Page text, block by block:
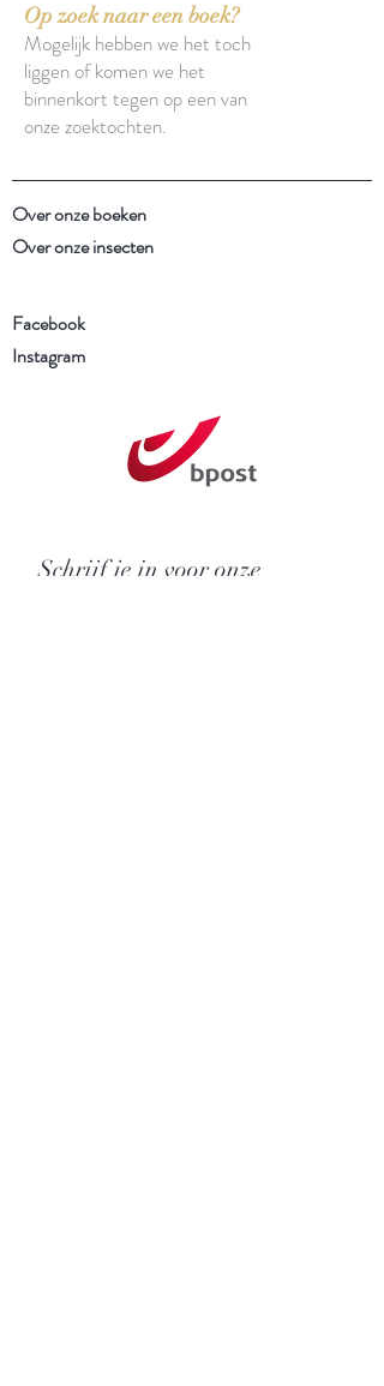
Op zoek naar een boek?
Mogelijk hebben we het toch
liggen of komen we het
binnenkort tegen op een van
onze zoektochten.
Over onze boeken
Over onze insecten
Facebook
Instagram
Schrijf je in voor onze